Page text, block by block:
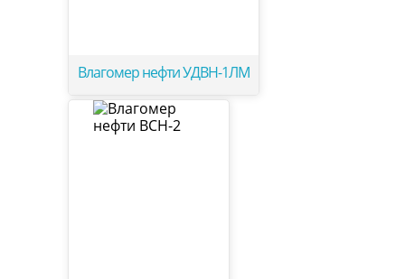
Влагомер нефти УДВН-1ЛМ